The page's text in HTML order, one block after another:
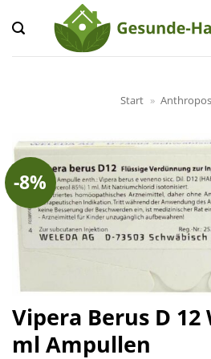
Inhalt
springen
Start »
-8%
Vipera Berus D 12
ml Ampullen